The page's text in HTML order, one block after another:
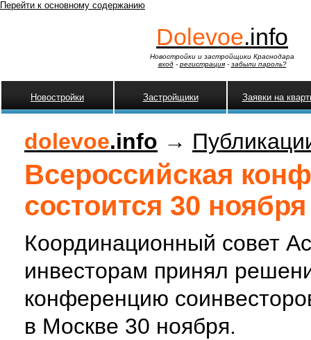
Перейти к основному содержанию
Dolevoe.info
Новостройки и застройщики Краснодара
вход- регистрация- забыли пароль?
Новостройки Застройщики Заявки на
dolevoe.info →
Всероссийская
состоится 30 ноября
Координационный совет
инвесторам принял
конференцию
в Москве 30 ноября.